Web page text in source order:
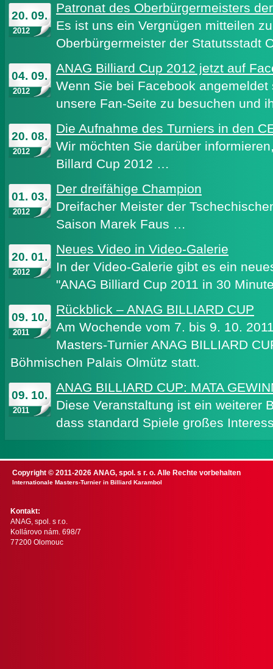
20. 09.
2012
Patronat des Oberbürgermeisters
Es ist uns ein Vergnügen mitteilen
Oberbürgermeister der Statutsstadt
04. 09.
2012
ANAG Billiard Cup 2012 jetzt auf
Wenn Sie bei Facebook
unsere Fan-Seite zu besuchen und
20. 08.
2012
Die Aufnahme des Turniers in den
Wir möchten Sie darüber
Billard Cup 2012 …
01. 03.
2012
Der dreifähige Champion
Dreifacher Meister der
Saison Marek Faus …
20. 01.
2012
Neues Video in Video-Galerie
In der Video-Galerie gibt es ein
"ANAG Billiard Cup 2011 in 30
09. 10.
2011
Rückblick – ANAG BILLIARD CUP
Am Wochende vom 7. bis 9. 10.
Masters-Turnier ANAG BILLIARD
Böhmischen Palais Olmütz statt.
09. 10.
2011
ANAG BILLIARD CUP: MATA
Diese Veranstaltung ist ein weiterer
dass standard Spiele großes
Copyright © 2011-2026 ANAG, spol. s r. o. Alle Rechte vorbehalten
Internationale Masters-Turnier in Billiard Karambol
Kontakt:
ANAG, spol. s r.o.
Kollárovo nám. 698/7
77200 Olomouc